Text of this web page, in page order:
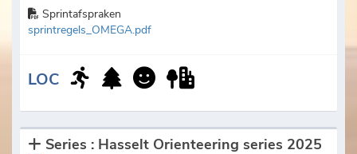
Sprintafspraken
sprintregels_OMEGA.pdf
LOC
Series : Hasselt Orienteering series 2025